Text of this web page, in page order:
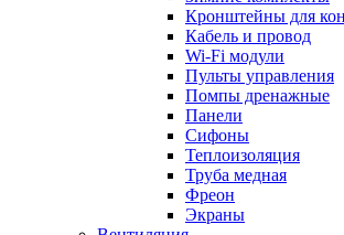
Кронштейны для
Кабель и провод
Wi-Fi модули
Пульты управления
Помпы дренажные
Панели
Сифоны
Теплоизоляция
Труба медная
Фреон
Экраны